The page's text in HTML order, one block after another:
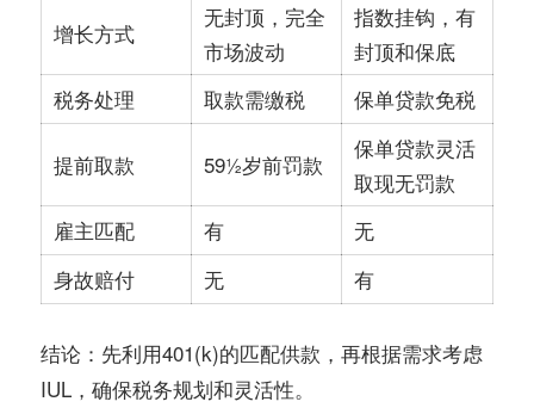
增长方式
无封顶，完全
市场波动
指数挂钩，有
封顶和保底
税务处理 取款需缴税 保单贷款免税
提前取款 59½岁前罚款
保单贷款灵活
取现无罚款
雇主匹配 有 无
身故赔付 无 有
结论 ：先利用401(k)的匹配供款，再根据需求考虑
IUL，确保税务规划和灵活性。